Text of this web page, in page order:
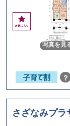
お
気
写真を見
？
さざなみプラ